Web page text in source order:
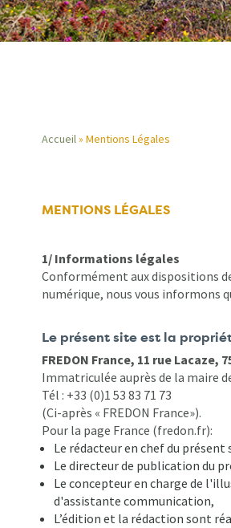
d'Ariane
Accueil Mentions Légales
MENTIONS LÉGALES
1/ Informations légales
Conformément aux dispositions
numérique, nous vous informons
Le présent site est la
FREDON France, 11 rue Lacaze,
Immatriculée auprès de la maire
Tél : +33 (0)1 53 83 71 73
(Ci-après « FREDON France»).
Pour la page France (fredon.fr):
Le rédacteur en chef du présent
Le directeur de publication du
Le concepteur en charge de
d'assistante communication,
L’édition et la rédaction sont